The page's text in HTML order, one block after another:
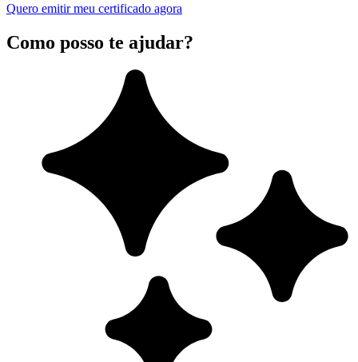
Quero emitir meu certificado agora
Como posso te ajudar?